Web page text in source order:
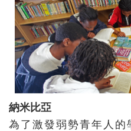
納米比亞
為了激發弱勢青年人